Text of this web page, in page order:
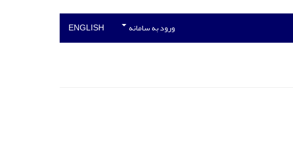
ورود به سامانه ENGLISH